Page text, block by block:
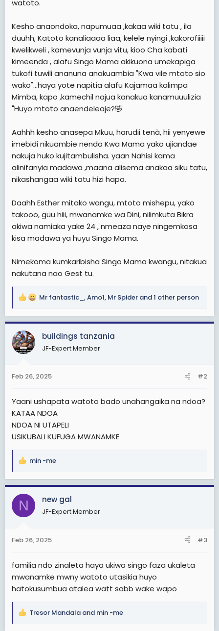
watoto.
Kesho anaondoka, napumuaa ,kakaa wiki tatu , ila
duuhh, Katoto kanaliaaaa liaa, kelele nyingi ,kakorofiiiii
kwelikweli , kamevunja vunja vitu, kioo Cha kabati
kimeenda , alafu Singo Mama akikuona umekapiga
tukofi tuwili ananuna anakuambia "Kwa vile mtoto sio
wako"...haya yote napitia alafu Kajamaa kalimpa
Mimba, kapo ,kamechil najua kanakua kanamuuulizia
"Huyo mtoto anaendeleaje?🤣
Aahhh kesho anasepa Mkuu, harudii tenà, hii yenyewe
imebidi nikuambie nenda Kwa Mama yako ujiandae
nakuja huko kujitambulisha. yaan Nahisi kama
alinifanyia madawa ,maana alisema anakaa siku tatu,
nikashangaa wiki tatu hizi hapa.
Daahh Esther mitako wangu, mtoto mishepu, yako
takooo, guu hiii, mwanamke wa Dini, nilimkuta Bikra
akiwa namiaka yake 24 , nmeaza naye ningemkosa
kisa madawa ya huyu Singo Mama.
Nimekoma kumkaribisha Singo Mama kwangu, nitakua
nakutana nao Gest tu.
R
a
c
t
i
s
Mr fantastic_ ,Amo1, Mr Spider and 1 other person
buildings tanzania
JF-Expert Member
Feb 26, 2025 #2
Yaani ushapata watoto bado unahangaika na ndoa?
KATAA NDOA
NDOA NI UTAPELI
USIKUBALI KUFUGA MWANAMKE
R
a
c
i
s
min -me
N new gal
JF-Expert Member
Feb 26, 2025 #3
familia ndo zinaleta haya ukiwa singo faza ukaleta
mwanamke mwny watoto utasikia huyo
hatokusumbua atalea watt sabb wake wapo
R
Tresor Mandala and min -me